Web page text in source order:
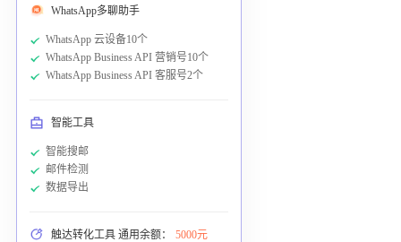
WhatsApp多聊助手
WhatsApp 云设备10个
WhatsApp Business API 营销号10个
WhatsApp Business API 客服号2个
智能工具
智能搜邮
邮件检测
数据导出
触达转化工具 通用余额： 5000元